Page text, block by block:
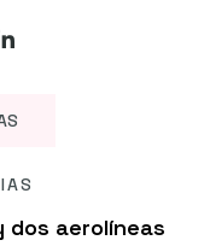
dos aerolíneas